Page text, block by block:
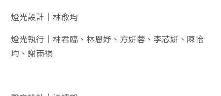
燈光設計｜林兪均
燈光執行｜林君臨、林恩妤、方妍蓉、李芯妍、陳怡
均、謝雨祺